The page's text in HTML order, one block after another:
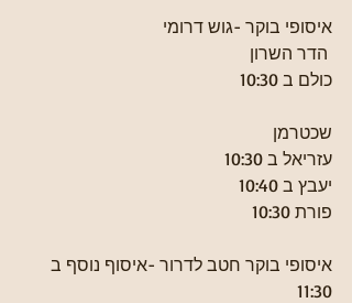
איסופי בוקר -גוש דרומי
כולם ב 10:30
שכטרמן
עזריאל ב 10:30
יעבץ ב 10:40
פורת 10:30
איסופי בוקר חטב לדרור -איסוף נוסף ב
11:30